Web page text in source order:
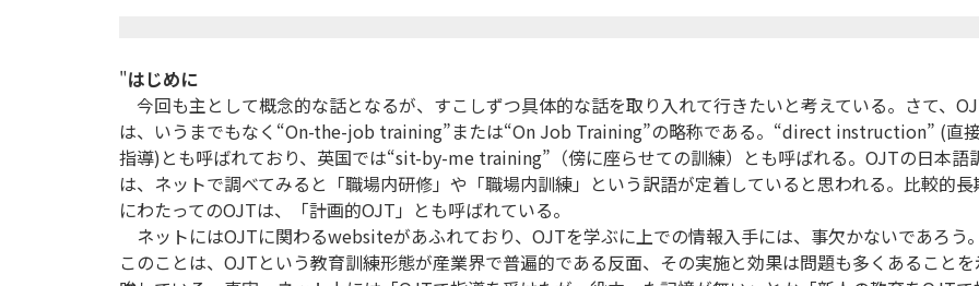
"はじめに
今回も主として概念的な話となるが、すこしずつ具体的な話を取り入れて行きたいと考えている。さて、
は、いうまでもなく“On-the-job training”または“On Job Training”の略称である。“direct instruction” (直接
指導)とも呼ばれており、英国では“sit-by-me training”（傍に座らせての訓練）とも呼ばれる。OJTの日本語
は、ネットで調べてみると「職場内研修」や「職場内訓練」という訳語が定着していると思われる。比較的長
にわたってのOJTは、「計画的OJT」とも呼ばれている。
ネットにはOJTに関わるwebsiteがあふれており、OJTを学ぶに上での情報入手には、事欠かないであろう。
このことは、OJTという教育訓練形態が産業界で普遍的である反面、その実施と効果は問題も多くあることを